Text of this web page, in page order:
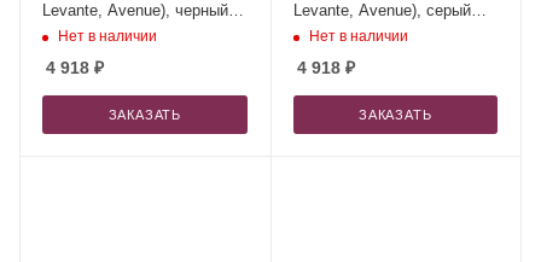
Levante, Avenue), черный
(сумка, зонт, термокружка)
Нет в наличии
4 918 ₽
ЗАКАЗАТЬ
Levante, Avenue), серый
(сумка, зонт, термокружка)
Нет в наличии
4 918₽
ЗАКАЗАТЬ